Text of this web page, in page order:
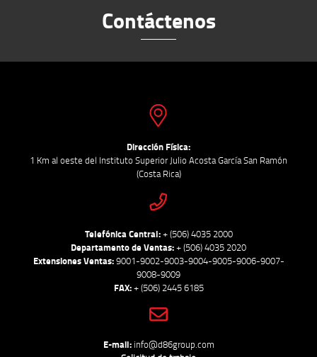
Contáctenos
Dirección Física:
1 Km al oeste del Instituto Superior Julio Acosta García San Ramón
(Costa Rica)
Telefónica Central:+ (506) 4035 2000
Departamento de Ventas:+ (506) 4035 2020
Extensiones Ventas:9001-9002-9003-9004-9005-9006-9007-
9008-9009
FAX:+ (506) 2445 6185
E-mail: info@d86group.com